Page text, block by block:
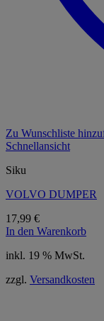
Zu Wunschliste
Schnellansicht
Siku
VOLVO DUMPER
17,99 €
In den Warenkorb
inkl. 19 % MwSt.
zzgl. Versandkosten